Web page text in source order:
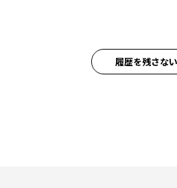
履歴を残さない